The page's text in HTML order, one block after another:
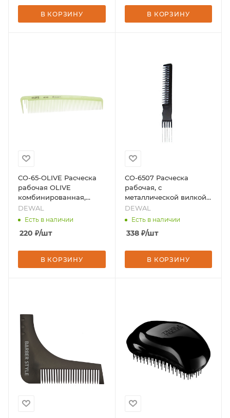
В КОРЗИНУ В КОРЗИНУ
CO-65-OLIVE Расческа
рабочая OLIVE
комбинированная,
зеленая, бренд -
DEWAL
DEWAL
Есть в наличии
220 ₽/шт
В КОРЗИНУ
CO-6507 Расческа
рабочая, с
металлической вилкой,
черная 20,5 см, бренд -
DEWAL
DEWAL
Есть в наличии
338₽/шт
В КОРЗИНУ